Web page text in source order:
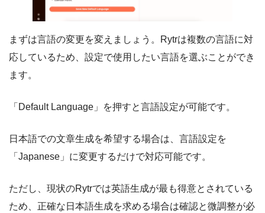
まずは言語の変更を変えましょう。Rytrは複数の言語に対
応しているため、設定で使用したい言語を選ぶことができ
ます。
「Default Language」を押すと言語設定が可能です。
日本語での文章生成を希望する場合は、言語設定を
「Japanese」に変更するだけで対応可能です。
ただし、現状のRytrでは英語生成が最も得意とされている
ため、正確な日本語生成を求める場合は確認と微調整が必